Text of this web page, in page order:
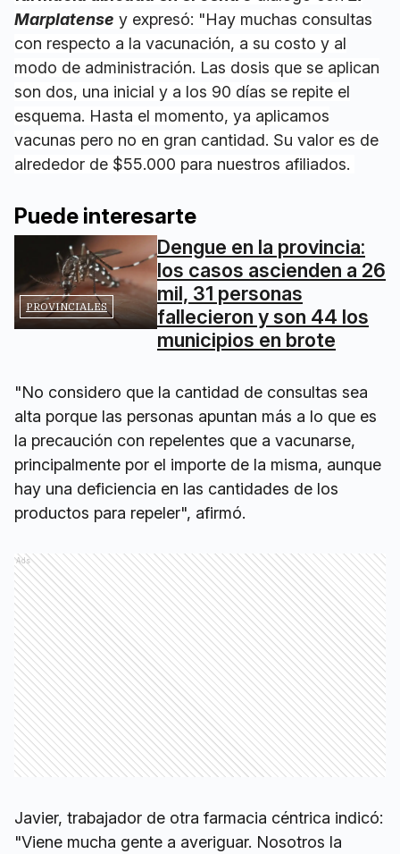
Marplatense y expresó: "Hay muchas consultas
con respecto a la vacunación, a su costo y al
modo de administración. Las dosis que se aplican
son dos, una inicial y a los 90 días se repite el
esquema. Hasta el momento, ya aplicamos
vacunas pero no en gran cantidad. Su valor es de
alrededor de $55.000 para nuestros afiliados.
Puede interesarte
PROVINCIALES
Dengue en la provincia:
los casos ascienden a 26
mil, 31 personas
fallecieron y son 44 los
municipios en brote
"No considero que la cantidad de consultas sea
alta porque las personas apuntan más a lo que es
la precaución con repelentes que a vacunarse,
principalmente por el importe de la misma, aunque
hay una deficiencia en las cantidades de los
productos para repeler", afirmó.
Ads
Javier, trabajador de otra farmacia céntrica indicó:
"Viene mucha gente a averiguar. Nosotros la